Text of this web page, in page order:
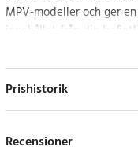
MPV-modeller och ger
innehållet från din
Den välpassande
användning, medan
Prishistorik
Recensioner